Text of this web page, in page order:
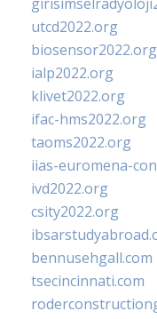
utcd2022.org
biosensor2022.org
ialp2022.org
klivet2022.org
ifac-hms2022.org
taoms2022.org
iias-euromena-
ivd2022.org
csity2022.org
bennusehgall.com
tsecincinnati.com